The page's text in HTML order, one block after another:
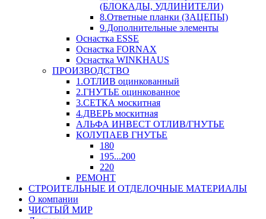
(БЛОКАДЫ, УДЛИНИТЕЛИ)
8.Ответные планки (ЗАЦЕПЫ)
9.Дополнительные элементы
Оснастка ESSE
Оснастка FORNAX
Оснастка WINKHAUS
ПРОИЗВОДСТВО
1.ОТЛИВ оцинкованный
2.ГНУТЬЕ оцинкованное
3.СЕТКА москитная
4.ДВЕРЬ москитная
АЛЬФА ИНВЕСТ ОТЛИВ/ГНУТЬЕ
КОЛУПАЕВ ГНУТЬЕ
180
195...200
220
РЕМОНТ
СТРОИТЕЛЬНЫЕ И ОТДЕЛОЧНЫЕ МАТЕРИАЛЫ
О компании
ЧИСТЫЙ МИР